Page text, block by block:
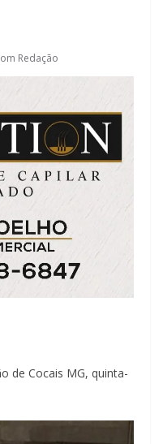
Redação
de Cocais MG, quinta-